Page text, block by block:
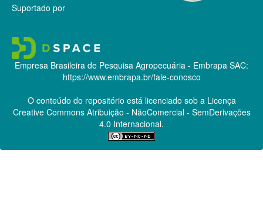
Suportado por
Empresa Brasileira de Pesquisa Agropecuária - Embrapa SAC:
https://www.embrapa.br/fale-conosco
O conteúdo do repositório está licenciado sob a Licença
Creative CommonsAtribuição - NãoComercial - SemDerivações
4.0 Internacional.